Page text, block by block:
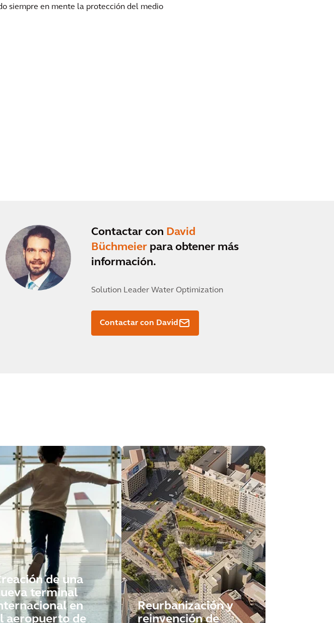
siempre en mente la protección del medio
Contactar con David
Büchmeier para obtener más
información.
Solution Leader Water Optimization
Contactar con David
de una
terminal
en
aeropuerto de
Reurbanización y
reinvención de